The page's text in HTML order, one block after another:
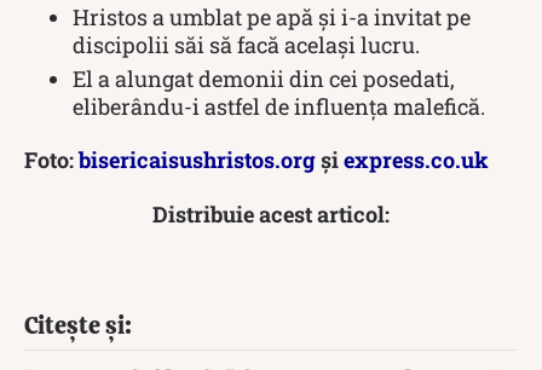
Hristos a umblat pe apă și i-a invitat pe
discipolii săi să facă același lucru.
El a alungat demonii din cei posedati,
eliberându-i astfel de influența malefică.
Foto:bisericaisushristos.orgșiexpress.co.uk
Distribuie acest articol:
Citește și: